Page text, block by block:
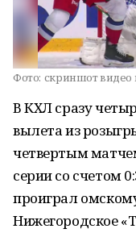
Фото: скриншот видео
В КХЛ сразу
вылета из
четвертым
серии со счетом
проиграл
Нижегородское